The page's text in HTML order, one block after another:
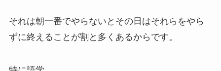
それは朝一番でやらないとその日はそれらをやら
ずに終えることが割と多くあるからです。